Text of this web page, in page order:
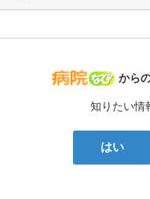
病院
から
知りたい情
はい